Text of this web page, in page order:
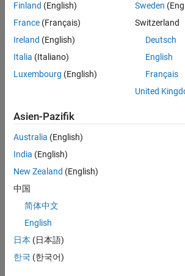
weiter
fassen
oder
alle
Stellenangebote
anzeigen .
noch
keine
offenen
Stellen
können,
die
Ihren
entsprechen,
werden
Finland (English)
France (Français)
Ireland (English)
Italia (Italiano)
Luxembourg (English)
Sweden
Switzerland
Deutsch
English
Français
United
Asien-Pazifik
Australia (English)
India (English)
New Zealand (English)
中国
简体中文
English
日本 (日本語)
한국 (한국어)